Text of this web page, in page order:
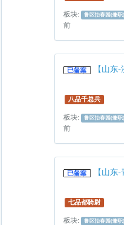
板块: 鲁区怡春园(兼职)
前
【山东
八品千总兵
板块: 鲁区怡春园(兼职)
前
【山东
七品都骑尉
板块: 鲁区怡春园(兼职)